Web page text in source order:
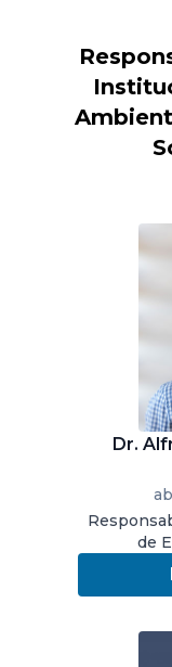
Dr.
de